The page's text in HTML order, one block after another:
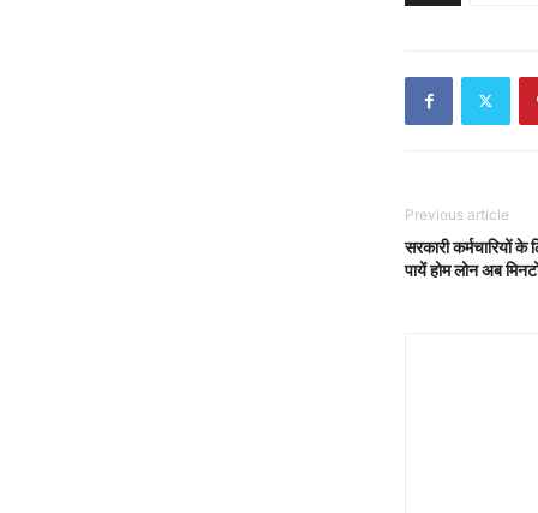
Previous article
सरकारी कर्मचारियों
पायें होम लोन अब